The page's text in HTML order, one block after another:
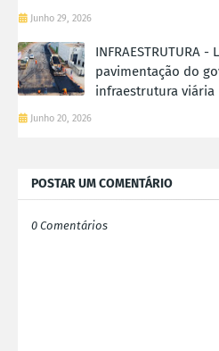
Junho 29, 2026
INFRAESTRUTURA
pavimentação do
infraestrutura viária
Junho 20, 2026
POSTAR UM COMENTÁRIO
0 Comentários